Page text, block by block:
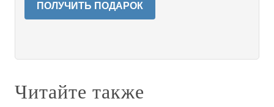
ПОЛУЧИТЬ ПОДАРОК
Читайте также